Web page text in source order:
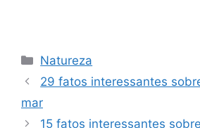
Categorias
Natureza
29 fatos interessantes
mar
15 fatos interessantes